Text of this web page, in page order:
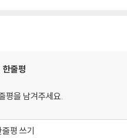
한줄평
평을 남겨주세요.
평 쓰기